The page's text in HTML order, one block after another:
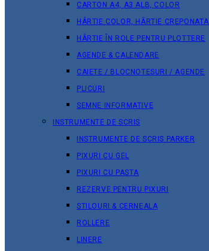
CARTON A4, A3 ALB, COLOR
HÂRTIE COLOR, HÂRTIE CREPONATA
HÂRTIE ÎN ROLE PENTRU PLOTTERE
AGENDE & CALENDARE
CAIETE / BLOCNOTESURI / AGENDE
PLICURI
SEMNE INFORMATIVE
INSTRUMENTE DE SCRIS
INSTRUMENTE DE SCRIS PARKER
PIXURI CU GEL
PIXURI CU PASTA
REZERVE PENTRU PIXURI
STILOURI & СERNEALA
ROLLERE
LINERE